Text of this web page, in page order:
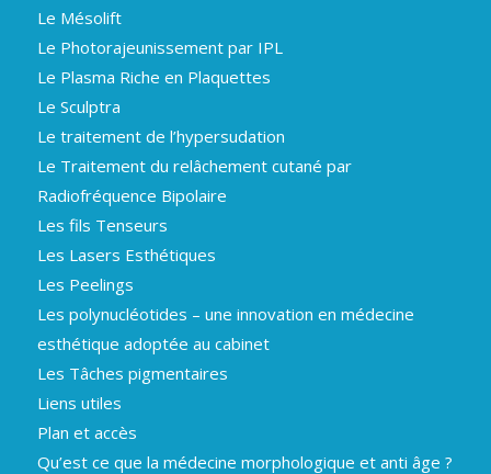
Le Mésolift
Le Photorajeunissement par IPL
Le Plasma Riche en Plaquettes
Le Sculptra
Le traitement de l’hypersudation
Le Traitement du relâchement cutané par
Radiofréquence Bipolaire
Les fils Tenseurs
Les Lasers Esthétiques
Les Peelings
Les polynucléotides – une innovation en médecine
esthétique adoptée au cabinet
Les Tâches pigmentaires
Liens utiles
Plan et accès
Qu’est ce que la médecine morphologique et anti âge ?